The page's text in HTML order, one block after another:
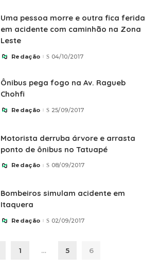
Uma pessoa morre e outra fica ferida
em acidente com caminhão na Zona
Leste
Posted
Redação 04/10/2017
Ônibus pega fogo na Av. Ragueb
Chohfi
Posted
Redação 25/09/2017
Motorista derruba árvore e arrasta
ponto de ônibus no Tatuapé
Posted
Redação 08/09/2017
Bombeiros simulam acidente em
Itaquera
Posted
Redação 02/09/2017
1 … 5 6